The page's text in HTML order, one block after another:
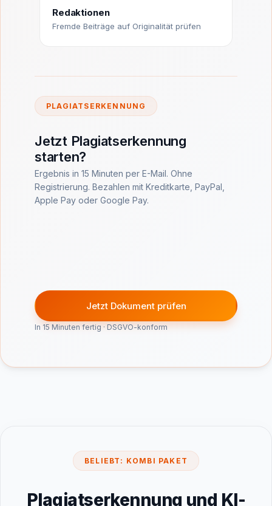
Redaktionen
Fremde Beiträge auf Originalität prüfen
PLAGIATSERKENNUNG
Jetzt Plagiatserkennung
starten?
Ergebnis in 15 Minuten per E-Mail. Ohne
Registrierung. Bezahlen mit Kreditkarte, PayPal,
Apple Pay oder Google Pay.
Jetzt Dokument prüfen
In 15 Minuten fertig · DSGVO-konform
BELIEBT: KOMBI PAKET
Plagiatserkennung und KI-